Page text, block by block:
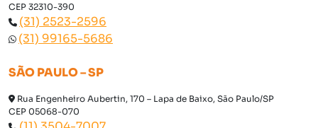
CEP 32310-390
(31) 2523-2596
(31) 99165-5686
SÃO PAULO – SP
Rua Engenheiro Aubertin, 170 – Lapa de Baixo, São Paulo/SP
CEP 05068-070